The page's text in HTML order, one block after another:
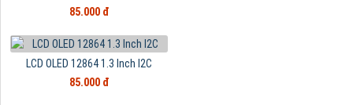
85.000 đ
LCD OLED 12864 1.3 Inch I2C
85.000 đ